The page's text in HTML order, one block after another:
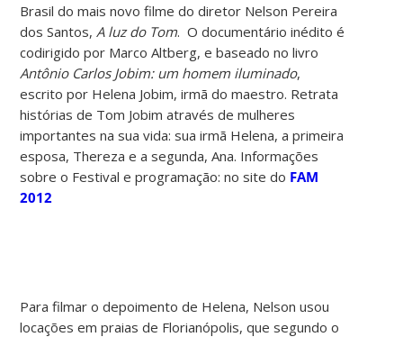
Brasil do mais novo filme do diretor Nelson Pereira
dos Santos, A luz do Tom. O documentário inédito é
codirigido por Marco Altberg, e baseado no livro
Antônio Carlos Jobim: um homem iluminado,
escrito por Helena Jobim, irmã do maestro. Retrata
histórias de Tom Jobim através de mulheres
importantes na sua vida: sua irmã Helena, a primeira
esposa, Thereza e a segunda, Ana. Informações
sobre o Festival e programação: no site do FAM
2012
Para filmar o depoimento de Helena, Nelson usou
locações em praias de Florianópolis, que segundo o